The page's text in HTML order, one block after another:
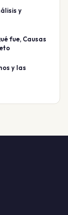
y
fue, Causas
y las